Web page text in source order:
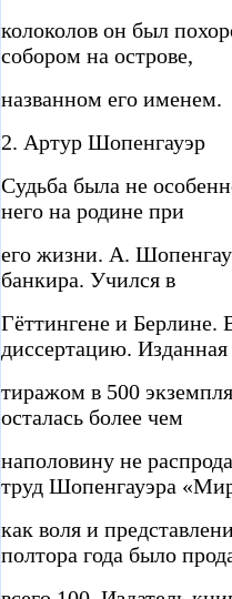
колоколов он был
собором на острове,
названном его именем.
2. Артур Шопенгауэр
Судьба была не
него на родине при
его жизни. А.
банкира. Учился в
Гёттингене и Берлине.
диссертацию. Изданная
тиражом в 500
осталась более чем
наполовину не
труд Шопенгауэра
как воля и
полтора года было